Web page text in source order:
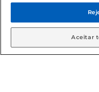
© 2026
Aceitar